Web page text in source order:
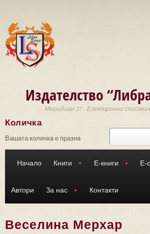
Издателство
Меридиан 27 - Електронно
Търси
Количка
Вашата количка е празна
Начало Книги Е-книги Е-
Автори За нас Контакти
Веселина Мерхар